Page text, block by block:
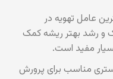
عامل تهویه در
رشد بهتر ریشه کمک
مفید است.
مناسب برای پرورش